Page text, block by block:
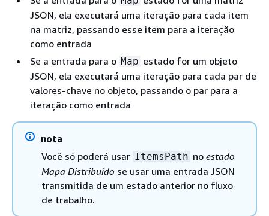
JSON, ela executará uma iteração para cada item
na matriz, passando esse item para a iteração
como entrada
Se a entrada para o Map estado for um objeto
JSON, ela executará uma iteração para cada par de
valores-chave no objeto, passando o par para a
iteração como entrada
nota
Você só poderá usar ItemsPath no estado
Mapa Distribuído se usar uma entrada JSON
transmitida de um estado anterior no fluxo
de trabalho.